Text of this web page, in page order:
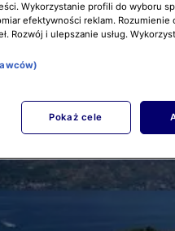
Wykorzystanie profili do wyboru
efektywności reklam.
Rozwój i ulepszanie usług.
Pokaż cele